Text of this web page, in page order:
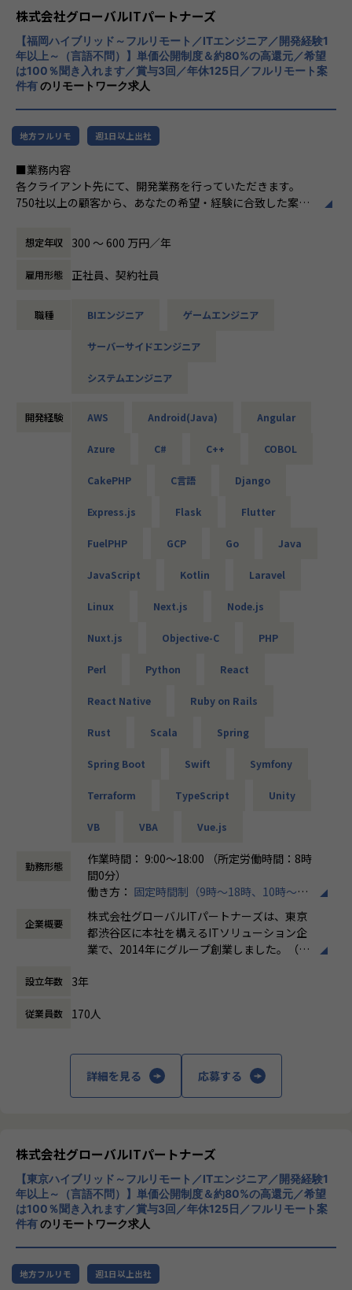
決定
・売上より「本人の納得・成長」を優先
・無理なくスキルチェンジできる仕組みと文化あり
■ 先端技術への挑戦機会が豊富
・Apple Vision Pro、ドローン、IoT、XRなどテックスタッ
クが多彩
・ハッカソン・技術イベントでも数々の受賞歴あり
『エンジニアの成長と成功を科学する企業』
TechFirst Leadersは、代表の毛利を含め全員がエンジニア
の会社です。
価値を提供し、対価を得ることができる、とても素晴らしい
そうした、エンジニアという素晴らしい仕事を通して、人生
「知識やスキルを磨くこと」「キャリア(経験)を積むこと」
を共有し、一緒に探求できる仲間を募集しています！
【エンジニアドリブン】
全員がエンジニアの会社ですので、「エンジニアによるエン
ジニアのための会社」を標榜し、制度や取り組みは、すべて
エンジニアの為に作られています。
・キャリア設計制度・評価報酬制度・その他規則など、すべ
・CTOやアーキテクト経験のあるベテランエンジニアからの
・勉強会、技術情報の共有を通して、全社で最新技術へキャ
などなど、社内全員の意見を取り込みながら、エンジニアド
代表の毛利は、技術カンファレンスの登壇経験や100回以上
の関わりの中で、自分たちだけでは、キャッチアップできな
ることや、貢献し会うことでエコシステムが生まれ、業界全
外向けの勉強会の開催などを通じて、IT業界の成長に貢献
し、自分たち自身も成長を続けています！
【技術キャッチアップ】
プログラミング言語、クラウドプラットフォームや機能、フ
レームワーク、開発環境、開発手法など、日々新しい技術が
生まれる中、私たちエンジニアは、開発で利用する為に、技
術のキャッチアップを行います。裏を返せば、こうした技術
っていきますので、最新技術の中から、ビジネス的に長く流
行する技術を選定することがキャリア構築の上で重要になり
ます。TechFirst Leadersでは、日々最新技術の有効性につ
ています
■【【魅力的な制度や活動】】
TechFirst Leadersでは、「新しい技術に挑戦したい」「テ
ックリードとしてキャリアアップしたい」といったエンジニ
アの希望や目標を踏まえ、可能な限りプロジェクトを調整・
選択できるようにサポートしています。
ーバサイド→フロントエンド、Webエンジニア→データサイ
す。
一方で、ライフステージによってはプライベートを重視した
い時期もあると思います。参画プロジェクトの選択肢が多く
れにマッチした働き方を提供することを大事にしています。
＜アーキテクト・エバンジェリスト級の6名の技術顧問陣に
・技術選定・技術的負債の解消計画の策定と推進
■仕事の魅力
(1) リアルタイム・マルチエージェントAIの実現
クチャを
ゼロから設計・実装します。
(2) 高い裁量と自由な技術選定
- 技術選定の自由度が高い環境です。
エンジニアを歓迎しており、動きや体験の心地よさを追求で
- AIを通して「マネジメントの再現性を高める」という社
次の成長フェーズを共に推進できます。
・リアルタイム対話
よるフロント同期
⇒Vercel AI SDK を軸に、意図理解／プランニング／ナレ
・評価と安全性
⇒対話ログの正規化・永続化（SQL）と、可視化・レポー
い対話体験の追求
・スケーラビリティ
⇒重い推論処理を前提にした性能最適化／フォールバック
・バックエンド/Webアプリ領域のテックリードとして、アー
・リアルタイムAPI・WebSocketを含む会話制御のサーバサ
・マルチエージェントと連動するための境界設計（インター
・会話ログのスキーマ設計・正規化・永続化、可観測性（メ
トリクス/トレース/ログ）の整備
・フロント（Live2D/Next.js）・AIエージェント担当と協働
し、低レイテンシで破綻しない体験を実現
・既存外部リードからの引き継ぎと、内製化のルール/標準づ
くり（レビュー、CI/CD、SLO など）
・業務委託エンジニア数名を含む少数精鋭体制
（ただしフルスタック志向の方ももちろん大歓迎です！）
（THE MANAGEMENT PATTRUN）を元に経験豊富なトレー
ナーがマネージャーの方に伴走し、
支援するサービスを提供しています。
長年に渡るトレーナー実績を基に、現在「対話型AIアバター
× マルチエージェント」型の新プロダクトを立ち上げ中。
■「マネ型」について：
「マネ型」は「THE MANAGEMENT PATTER
N」が使いこなせるようになるマネージャー
イネーブルメントサービスです。当社が提供
するのは、マネジメントの理論を学ぶ研修で
はなく、どんな課題に対してもマネジメント
の型を使いこなし解決できる技術を身につけ
るトレーニングです。「覚える」や「忘れな
いようにする」という従来の研修が抱えてい
業務を支援する“THE MANAGEMENT PATTE
RN”としてリニューアルしました。
株式会社グローバルITパートナーズ
【福岡ハイブリッド～フルリモート／ITエンジニア／開発経験1
年以上～（言語不問）】単価公開制度＆約80%の高還元／希望
は100％聞き入れます／賞与3回／年休125日／フルリモート案
件有のリモートワーク求人
地方フルリモ 週1日以上出社
■業務内容
各クライアント先にて、開発業務を行っていただきます。
750社以上の顧客から、あなたの希望・経験に合致した案件
＜案件例＞
・基幹系システムの開発支援（Java、TypeScript、Sprin
g、Vue.js）
・電力系営業システムの開発（Java、VB.net、VBA）
・MuleSoft開発（Java、SQL、Salesforce）
・車載電池ECUシステムの開発（C）
／FortiGate）
（Azure／AWS）
・メーカー向け仮想環境移行（VMware／Windows／Active
【案件選択制度】
広い分野を取り扱っているので、ご自身が本当にやりたい案
件に取り組むことが可能です。希望は100％聞き入れていま
すので、ぜひ理想の案件にチャレンジしてください。
【単価公開／単価連動制度】
当社ではご紹介する案件はすべて単価を公開しています。加
・案件の透明性の確保
・給与などの待遇面の向上
とができます。
■チーム組織構成
ちろん、会社の制度についても意見しやすい環境になってい
当社はこれからも「エンジニアファースト」な会社を目指
し、さまざまな改革を続けていきます。
□案件を自分で選びたい
□自分のプライベートはしっかり確保したい
そんな想いをもった先輩たちが
当社で充実したエンジニアライフを手に入れています！
※場合により、親会社での採用になる可能性もございます。
【業務の変更の範囲】
会社の定める業務
想定年収 300 〜 600 万円／年
雇用形態 正社員、契約社員
職種 BIエンジニア ゲームエンジニア
サーバーサイドエンジニア
システムエンジニア
開発経験 AWS Android(Java) Angular
Azure C# C++ COBOL
CakePHP C言語 Django
Express.js Flask Flutter
FuelPHP GCP Go Java
JavaScript Kotlin Laravel
Linux Next.js Node.js
Nuxt.js Objective-C PHP
Perl Python React
React Native Ruby on Rails
Rust Scala Spring
Spring Boot Swift Symfony
Terraform TypeScript Unity
VB VBA Vue.js
勤務形態
作業時間： 9:00～18:00 （所定労働時間：8時
間0分）
働き方： 固定時間制（9時～18時、10時～19
時など）
時間外労働の有無： 有（月平均3時間～15時
間）
休憩時間： 60分
企業概要
株式会社グローバルITパートナーズは、東京
都渋谷区に本社を構えるITソリューション企
業で、2014年にグループ創業しました。（連
ムエンジニアリングサービス（SES）、ソフ
で、AWSやAzureなどのクラウド構築から業
べる「案件選択制度」や報酬を透明化する
「単価公開制度」を導入し、キャリア形成を
重視。Udemy教材や資格取得支援などスキル
gether」を掲げています。
設立年数 3年
従業員数 170人
詳細を見る 応募する
株式会社グローバルITパートナーズ
【東京ハイブリッド～フルリモート／ITエンジニア／開発経験1
年以上～（言語不問）】単価公開制度＆約80%の高還元／希望
は100％聞き入れます／賞与3回／年休125日／フルリモート案
件有のリモートワーク求人
地方フルリモ 週1日以上出社